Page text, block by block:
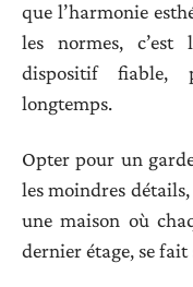
que l’harmonie
les normes, c’est
dispositif fiable,
longtemps.
Opter pour un
les moindres
une maison où
dernier étage, se